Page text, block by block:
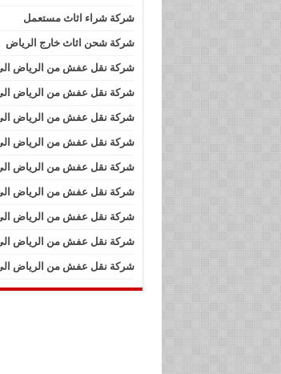
شركة شراء اثاث مستعمل
شركة شحن اثاث خارج الرياض
شركة نقل عفش من الرياض
شركة نقل عفش من الرياض
شركة نقل عفش من الرياض الى
شركة نقل عفش من الرياض
شركة نقل عفش من الرياض
شركة نقل عفش من الرياض الى
شركة نقل عفش من الرياض الى
شركة نقل عفش من الرياض
شركة نقل عفش من الرياض الى